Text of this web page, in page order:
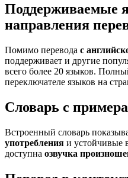
Поддерживаемые
направления
Помимо перевода с
поддерживает и другие
всего более 20 языков.
переключателе языков на
Словарь с
Встроенный словарь
употребления и устойчивые
доступна озвучка